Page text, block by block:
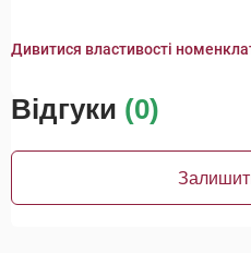
Дивитися властивості
Відгуки (0)